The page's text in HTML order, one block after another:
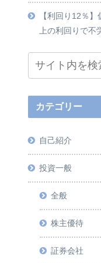
【利回り12％
上の利回りで
カテゴリー
自己紹介
投資一般
全般
株主優待
証券会社